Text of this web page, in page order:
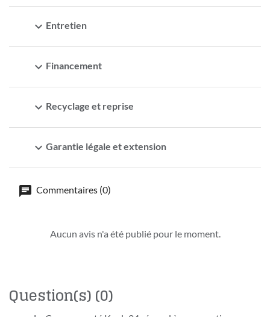
expand_more Entretien
expand_more Financement
expand_more Recyclage et reprise
expand_more Garantie légale et extension
Commentaires (0)
Aucun avis n'a été publié pour le moment.
Question(s)(0)